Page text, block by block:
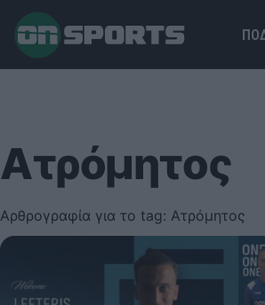
Ατρόμητος
Αρθρογραφία για το tag: Ατρόμητος